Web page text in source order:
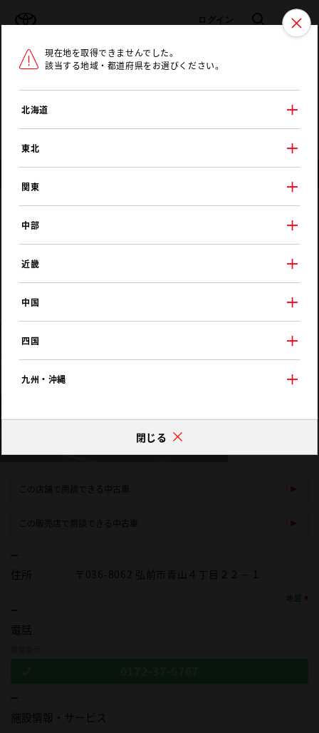
ログイン 検索 メニュ
ラインアップ オーナーサポート
現在地を取得できませんでした。
該当する地域・都道府県をお選びください。
北海道
東北
関東
中部
近畿
中国
四国
九州・沖縄
閉じる
トヨタ認定中古車 メニュー
トヨタカローラ青森
カーチョイス青山
この店舗で商談できる中古車
この販売店で商談できる中古車
住所 〒036-8062 弘前市青山４丁目２２－１
電話
施設情報・ サービス